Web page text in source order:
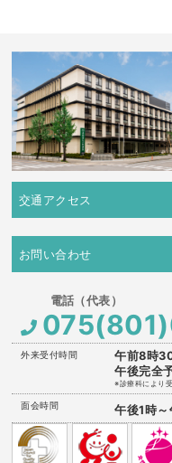
交通アクセス
お問い合わせ
外来受付時間
午前8時
午後完全
※診療科により
面会時間 午後1時